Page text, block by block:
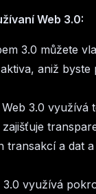
Web 3.0:
3.0 můžete
aniž byste
3.0 využívá
transakcí a dat
3.0 využívá